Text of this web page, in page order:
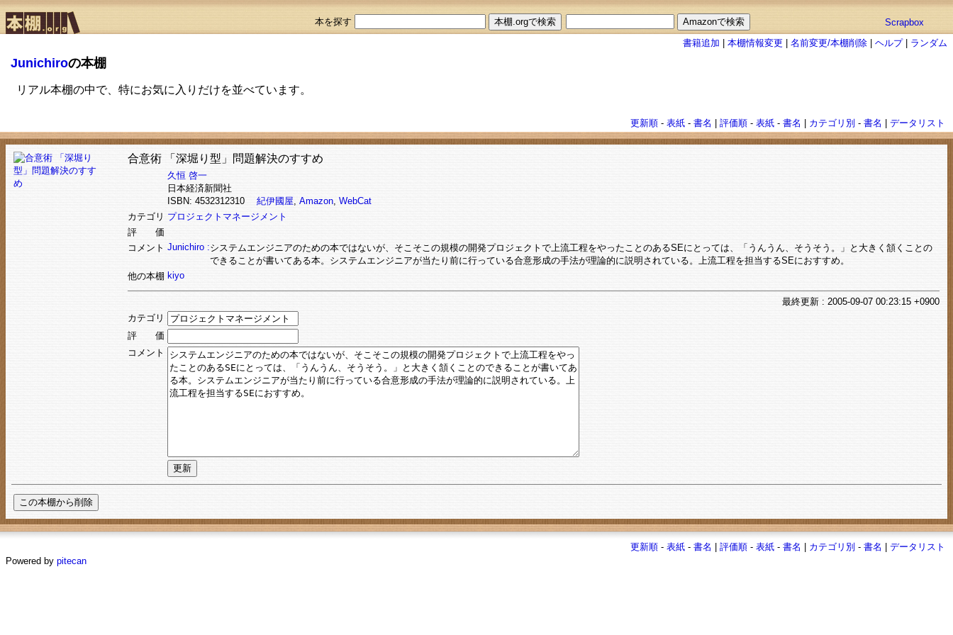
本を探す
Scrapbox
書籍追加 |本棚情報変更 |名前変更/本棚削除 |ヘルプ| ランダム
Junichiroの本棚
リアル本棚の中で、特にお気に入りだけを並べています。
更新順 -表紙 -書名 |評価順 -表紙 -書名 カテゴリ別 -書名 |データリスト
合意術 「深堀り型」問題解決のすすめ
久恒 啓一
日本経済新聞社
ISBN: 4532312310 紀伊國屋, Amazon, WebCat
カテゴリ プロジェクトマネージメント
評 価
コメント Junichiro :システムエンジニアのための本ではないが、そこそこの規模の開発プロジェクトで上流工程をやったことのあるSEにとっては、「うんうん、そうそう。」と大きく頷くことの
できることが書いてある本。システムエンジニアが当たり前に行っている合意形成の手法が理論的に説明されている。上流工程を担当するSEにおすすめ。
他の本棚 kiyo
最終更新: 2005-09-07 00:23:15 +0900
カテゴリ
評 価
コメント
更新順 -表紙 -書名 |評価順 -表紙 -書名 カテゴリ別 -書名 |データリスト
Powered by pitecan